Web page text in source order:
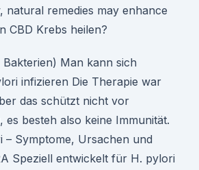
natural remedies may enhance
CBD Krebs heilen?
Man kann sich
infizieren Die Therapie war
das schützt nicht vor
es besteh also keine Immunität.
– Symptome, Ursachen und
Speziell entwickelt für H. pylori